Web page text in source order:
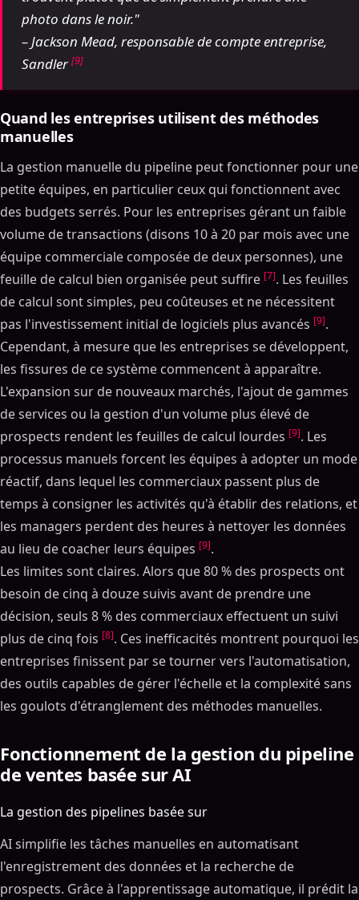
photo dans le noir."
– Jackson Mead, responsable de compte entreprise,
Sandler[9]
Quand les entreprises utilisent des méthodes
manuelles
La gestion manuelle du pipeline peut fonctionner pour une
petite équipes, en particulier ceux qui fonctionnent avec
des budgets serrés. Pour les entreprises gérant un faible
volume de transactions (disons 10 à 20 par mois avec une
équipe commerciale composée de deux personnes), une
feuille de calcul bien organisée peut suffire [7]. Les feuilles
de calcul sont simples, peu coûteuses et ne nécessitent
pas l'investissement initial de logiciels plus avancés [9].
Cependant, à mesure que les entreprises se développent,
les fissures de ce système commencent à apparaître.
L'expansion sur de nouveaux marchés, l'ajout de gammes
de services ou la gestion d'un volume plus élevé de
prospects rendent les feuilles de calcul lourdes [9]. Les
processus manuels forcent les équipes à adopter un mode
réactif, dans lequel les commerciaux passent plus de
temps à consigner les activités qu'à établir des relations, et
les managers perdent des heures à nettoyer les données
au lieu de coacher leurs équipes [9].
Les limites sont claires. Alors que 80 % des prospects ont
besoin de cinq à douze suivis avant de prendre une
décision, seuls 8 % des commerciaux effectuent un suivi
plus de cinq fois [8]. Ces inefficacités montrent pourquoi les
entreprises finissent par se tourner vers l'automatisation,
des outils capables de gérer l'échelle et la complexité sans
les goulots d'étranglement des méthodes manuelles.
Fonctionnement de la gestion du pipeline
de ventes basée sur AI
La gestion des pipelines basée sur
AI simplifie les tâches manuelles en automatisant
l'enregistrement des données et la recherche de
prospects. Grâce à l'apprentissage automatique, il prédit la